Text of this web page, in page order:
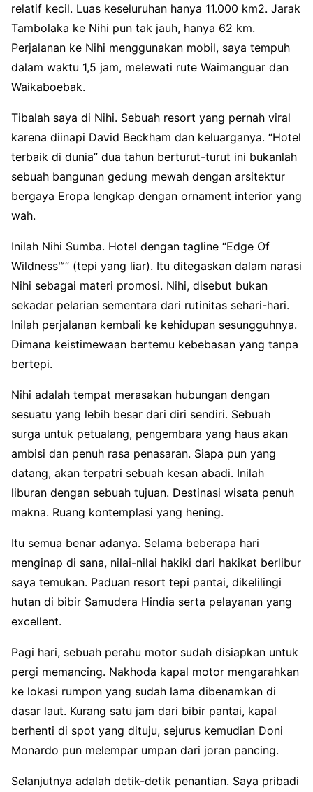
relatif kecil. Luas keseluruhan hanya 11.000 km2. Jarak
Tambolaka ke Nihi pun tak jauh, hanya 62 km.
Perjalanan ke Nihi menggunakan mobil, saya tempuh
dalam waktu 1,5 jam, melewati rute Waimanguar dan
Waikaboebak.
Tibalah saya di Nihi. Sebuah resort yang pernah viral
karena diinapi David Beckham dan keluarganya. “Hotel
terbaik di dunia” dua tahun berturut-turut ini bukanlah
sebuah bangunan gedung mewah dengan arsitektur
bergaya Eropa lengkap dengan ornament interior yang
wah.
Inilah Nihi Sumba. Hotel dengan tagline “Edge Of
Wildness™” (tepi yang liar). Itu ditegaskan dalam narasi
Nihi sebagai materi promosi. Nihi, disebut bukan
sekadar pelarian sementara dari rutinitas sehari-hari.
Inilah perjalanan kembali ke kehidupan sesungguhnya.
Dimana keistimewaan bertemu kebebasan yang tanpa
bertepi.
Nihi adalah tempat merasakan hubungan dengan
sesuatu yang lebih besar dari diri sendiri. Sebuah
surga untuk petualang, pengembara yang haus akan
ambisi dan penuh rasa penasaran. Siapa pun yang
datang, akan terpatri sebuah kesan abadi. Inilah
liburan dengan sebuah tujuan. Destinasi wisata penuh
makna. Ruang kontemplasi yang hening.
Itu semua benar adanya. Selama beberapa hari
menginap di sana, nilai-nilai hakiki dari hakikat berlibur
saya temukan. Paduan resort tepi pantai, dikelilingi
hutan di bibir Samudera Hindia serta pelayanan yang
excellent.
Pagi hari, sebuah perahu motor sudah disiapkan untuk
pergi memancing. Nakhoda kapal motor mengarahkan
ke lokasi rumpon yang sudah lama dibenamkan di
dasar laut. Kurang satu jam dari bibir pantai, kapal
berhenti di spot yang dituju, sejurus kemudian Doni
Monardo pun melempar umpan dari joran pancing.
Selanjutnya adalah detik-detik penantian. Saya pribadi